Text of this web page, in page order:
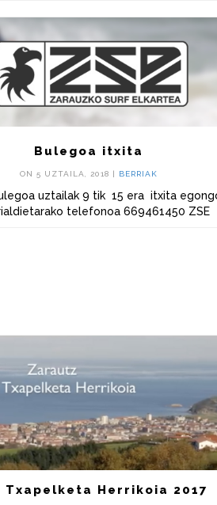
Bulegoa itxita
ON 5 UZTAILA, 2018 | BERRIAK
uztailak 9 tik 15 era itxita
telefonoa 669461450 ZSE
Txapelketa Herrikoia 2017